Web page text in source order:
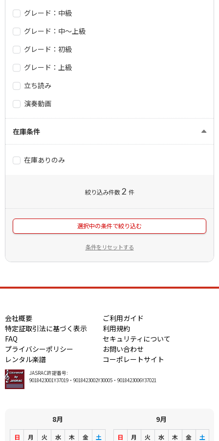
グレード：中級
グレード：中～上級
グレード：初級
グレード：上級
立ち読み
演奏動画
在庫条件
在庫ありのみ
絞り込み件数 2 件
選択中の条件で絞り込む
条件をリセットする
会社概要
ご利用ガイド
特定証取引法に基づく表示
利用規約
FAQ
セキュリティについて
プライバシーポリシー
お問い合わせ
レンタル楽譜
コーポレートサイト
JASRAC許諾番号:
9018423001Y37019・9018423002Y30005・9018423006Y37021
8月
日 月 火 水 木 金 土
9月
日 月 火 水 木 金 土